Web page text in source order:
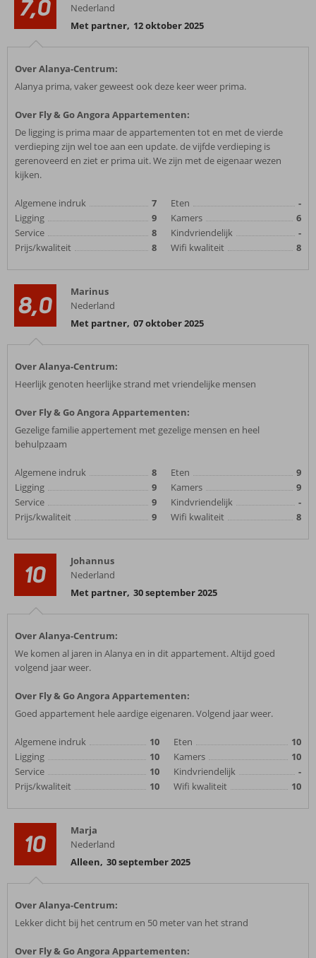
7,0
Nederland
Met partner, 12 oktober 2025
Over Alanya-Centrum:
Alanya prima, vaker geweest ook deze keer weer prima.
Over Fly & Go Angora Appartementen:
De ligging is prima maar de appartementen tot en met de vierde
verdieping zijn wel toe aan een update. de vijfde verdieping is
gerenoveerd en ziet er prima uit. We zijn met de eigenaar wezen
kijken.
Algemene indruk
7
Ligging
9
Service
8
Prijs/kwaliteit
8
Eten
-
Kamers
6
Kindvriendelijk
-
Wifi kwaliteit
8
8,0
Marinus
Nederland
Met partner, 07 oktober 2025
Over Alanya-Centrum:
Heerlijk genoten heerlijke strand met vriendelijke mensen
Over Fly & Go Angora Appartementen:
Gezelige familie appertement met gezelige mensen en heel
behulpzaam
Algemene indruk
8
Ligging
9
Service
9
Prijs/kwaliteit
9
Eten
9
Kamers
9
Kindvriendelijk
-
Wifi kwaliteit
8
10
Johannus
Nederland
Met partner, 30 september 2025
Over Alanya-Centrum:
We komen al jaren in Alanya en in dit appartement. Altijd goed
volgend jaar weer.
Over Fly & Go Angora Appartementen:
Goed appartement hele aardige eigenaren. Volgend jaar weer.
Algemene indruk
10
Ligging
10
Service
10
Prijs/kwaliteit
10
Eten
10
Kamers
10
Kindvriendelijk
-
Wifi kwaliteit
10
10
Marja
Nederland
Alleen, 30 september 2025
Over Alanya-Centrum:
Lekker dicht bij het centrum en 50 meter van het strand
Over Fly & Go Angora Appartementen: